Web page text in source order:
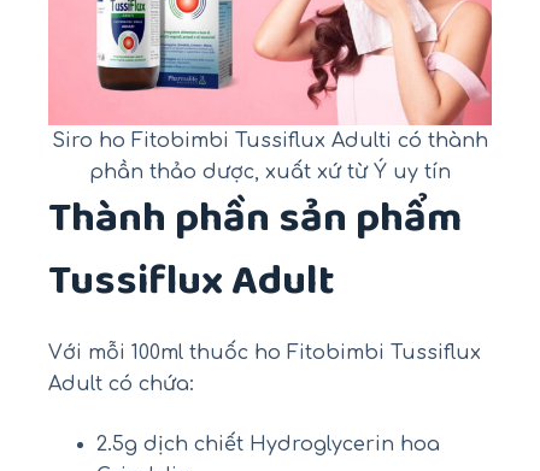
Siro ho Fitobimbi Tussiflux Adulti có thành
phần thảo dược, xuất xứ từ Ý uy tín
Thành phần sản phẩm
Tussiflux Adult
Với mỗi 100ml thuốc ho Fitobimbi Tussiflux
Adult có chứa:
2.5g dịch chiết Hydroglycerin hoa